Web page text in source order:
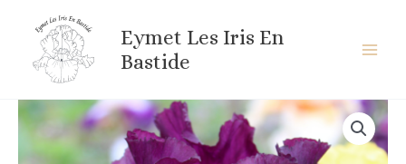
contenu
Eymet Les Iris En
Bastide
quantité
de
CZERESNIOWY